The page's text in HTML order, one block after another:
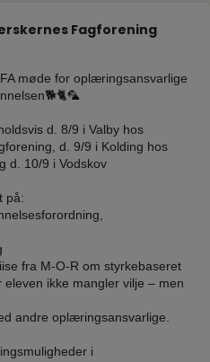
Fagforening
møde for oplæringsansvarlige
d. 8/9 i Valby hos
d. 9/9 i Kolding hos
d. 10/9 i Vodskov
på:
fra M-O-R om styrkebaseret
ikke mangler vilje – men
andre oplæringsansvarlige.
i